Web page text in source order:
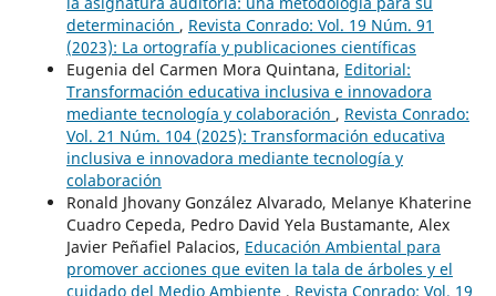
determinación , Revista Conrado: Vol. 19 Núm. 91
(2023): La ortografía y publicaciones científicas
Eugenia del Carmen Mora Quintana, Editorial:
Transformación educativa inclusiva e innovadora
mediante tecnología y colaboración , Revista Conrado:
Vol. 21 Núm. 104 (2025): Transformación educativa
inclusiva e innovadora mediante tecnología y
colaboración
Ronald Jhovany González Alvarado, Melanye Khaterine
Cuadro Cepeda, Pedro David Yela Bustamante, Alex
Javier Peñafiel Palacios, Educación Ambiental para
promover acciones que eviten la tala de árboles y el
cuidado del Medio Ambiente , Revista Conrado: Vol. 19